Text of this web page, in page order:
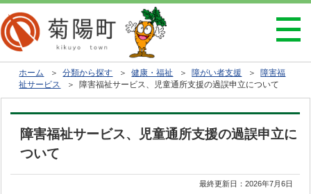
ホーム ＞分類から探す ＞健康・福祉 ＞ 障がい者支援 ＞ 障害福
祉サービス
＞ 障害福祉サービス、児童通所支援の過誤申立について
障害福祉サービス、児童通所支援の過誤申立に
ついて
最終更新日：2026年7月6日